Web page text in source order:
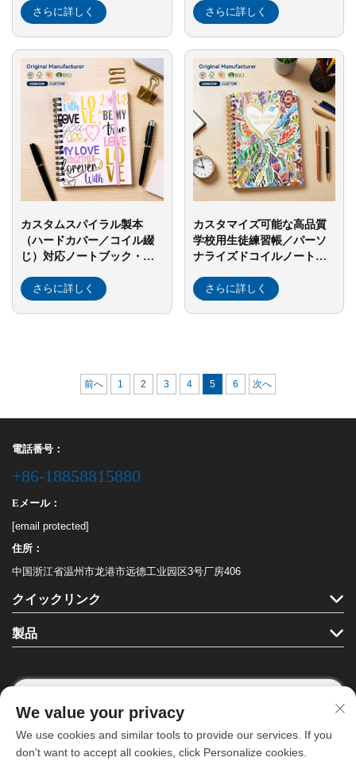
ル・プランナー・メモ帳
（ギフト用）
さらに詳しく
録・スケジュール管理用
さらに詳しく
カスタムスパイラル製本
（ハードカバー／コイル綴
じ）対応ノートブック・帳
さらに詳しく
カスタマイズ可能な高品質
学校用生徒練習帳／パーソ
ナライズドコイルノートブ
ル）印刷サービス
さらに詳しく
前へ 1 2 3 4 5 6 次へ
電話番号：
+86-18858815880
Eメール：
[email protected]
住所：
中国浙江省温州市龙港市远德工业园区3号厂房406
クイックリンク
製品
フォローする
We value your privacy
We use cookies and similar tools to provide our services. If you
don't want to accept all cookies, click Personalize cookies.